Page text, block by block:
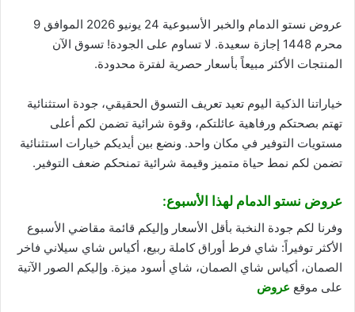
عروض نستو الدمام والخبر الأسبوعية 24 يونيو 2026 الموافق 9
محرم 1448 إجازة سعيدة. لا تساوم على الجودة!
تسوق الآن
المنتجات الأكثر مبيعاً بأسعار حصرية لفترة محدودة.
خياراتنا الذكية اليوم تعيد تعريف التسوق الحقيقي، جودة استثنائية
تهتم بصحتكم ورفاهية عائلتكم، وقوة شرائية تضمن لكم أعلى
مستويات التوفير في مكان واحد. ونضع بين أيديكم خيارات استثنائية
تضمن لكم نمط حياة متميز وقيمة شرائية تمنحكم ضعف التوفير.
عروض نستو الدمام لهذا الأسبوع:
وفرنا لكم جودة النخبة بأقل الأسعار وإليكم قائمة مقاضي الأسبوع
الأكثر توفيراً: شاي فرط أوراق كاملة ربيع، أكياس شاي سيلاني فاخر
الصمان، أكياس شاي الصمان، شاي أسود ميزة. وإليكم الصور الآتية
على موقع عروض